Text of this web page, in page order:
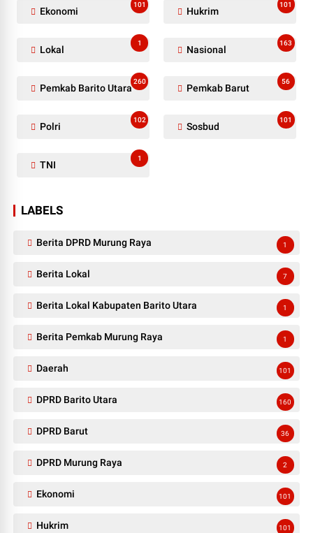
Ekonomi
101
Hukrim
101
Lokal
1
Nasional
163
Pemkab Barito Utara
260
Pemkab Barut
56
Polri
102
Sosbud
101
TNI
1
LABELS
Berita DPRD Murung Raya 1
Berita Lokal 7
Berita Lokal Kabupaten Barito Utara 1
Berita Pemkab Murung Raya 1
Daerah 101
DPRD Barito Utara 160
DPRD Barut 36
DPRD Murung Raya 2
Ekonomi 101
Hukrim 101